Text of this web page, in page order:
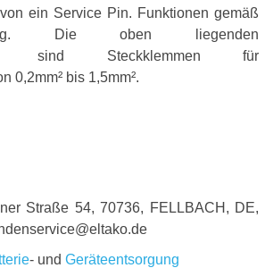
ein Service Pin. Funktionen gemäß
Die oben liegenden
sind Steckklemmen für
0,2mm² bis 1,5mm².
Straße 54, 70736, FELLBACH, DE,
- und Geräteentsorgung